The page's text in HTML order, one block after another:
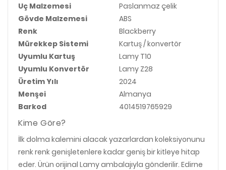
Uç Malzemesi
Paslanmaz çelik
Gövde Malzemesi
ABS
Renk
Blackberry
Mürekkep Sistemi
Kartuş / konvertör
Uyumlu Kartuş
Lamy T10
Uyumlu Konvertör
Lamy Z28
Üretim Yılı
2024
Menşei
Almanya
Barkod
4014519765929
Kime Göre?
İlk dolma kalemini alacak yazarlardan koleksiyonunu
renk renk genişletenlere kadar geniş bir kitleye hitap
eder. Ürün orijinal Lamy ambalajıyla gönderilir. Edirne